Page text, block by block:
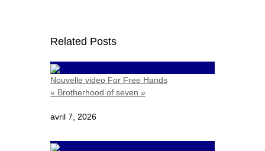
Related Posts
Nouvelle video For Free Hands
« Brotherhood of seven »
avril 7, 2026